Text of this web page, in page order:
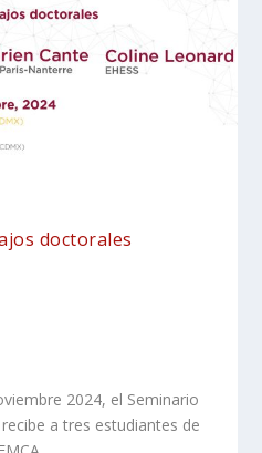
doctorales
2024, el Seminario
a tres estudiantes de